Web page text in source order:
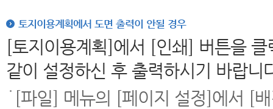
토지이용계획에서 도면 출력이 안될 경우
[토지이용계획]에서 [인쇄] 버튼을
같이 설정하신 후 출력하시기 바랍니
[파일] 메뉴의 [페이지 설정]에서 [